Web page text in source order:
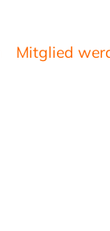
Mitglied